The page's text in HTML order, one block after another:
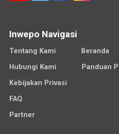
Inwepo Navigasi
Tentang Kami
Beranda
Hubungi Kami
Panduan
Kebijakan Privasi
FAQ
Partner